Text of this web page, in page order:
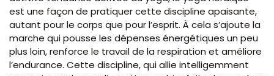
est une façon de pratiquer cette discipline apaisante,
autant pour le corps que pour l’esprit. À cela s’ajoute la
marche qui pousse les dépenses énergétiques un peu
plus loin, renforce le travail de la respiration et améliore
l’endurance. Cette discipline, qui allie intelligemment